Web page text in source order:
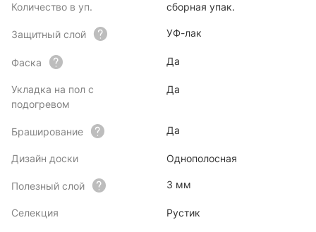
Количество в уп. сборная упак.
Защитный слой УФ-лак
Фаска Да
Укладка на пол с
подогревом
Да
Браширование Да
Дизайн доски Однополосная
Полезный слой 3 мм
Селекция Рустик